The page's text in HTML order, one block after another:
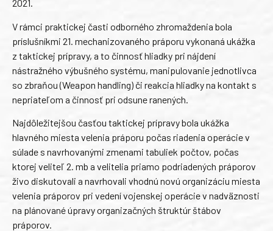
2021.
V rámci praktickej časti odborného zhromaždenia bola
príslušníkmi 21. mechanizovaného práporu vykonaná ukážka
z taktickej prípravy, a to činnosť hliadky pri nájdení
nástražného výbušného systému, manipulovanie jednotlivca
so zbraňou (Weapon handling) či reakcia hliadky na kontakt s
nepriateľom a činnosť pri odsune ranených.
Najdôležitejšou časťou taktickej prípravy bola ukážka
hlavného miesta velenia práporu počas riadenia operácie v
súlade s navrhovanými zmenami tabuliek počtov, počas
ktorej veliteľ 2. mb a velitelia priamo podriadených práporov
živo diskutovali a navrhovali vhodnú novú organizáciu miesta
velenia práporov pri vedení vojenskej operácie v nadväznosti
na plánované úpravy organizačných štruktúr štábov
práporov.